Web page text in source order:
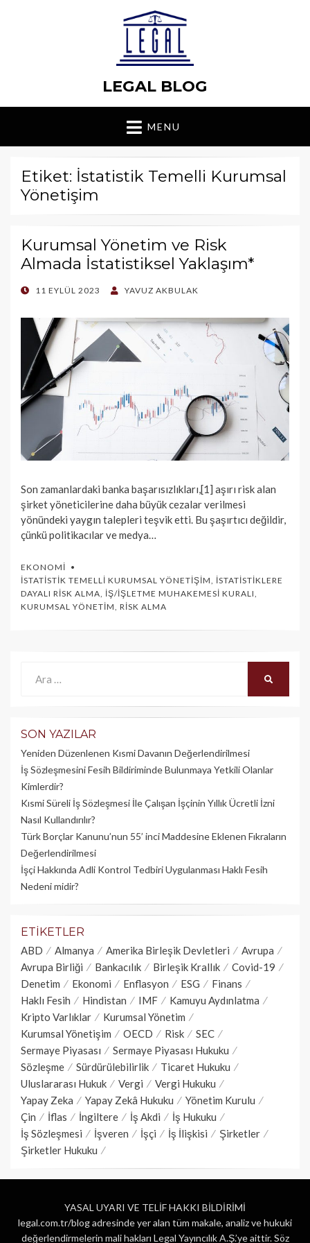
LEGAL BLOG
MENU
Etiket: İstatistik Temelli Kurumsal
Yönetişim
Kurumsal Yönetim ve Risk
Almada İstatistiksel Yaklaşım*
POSTED
11 EYLÜL 2023 YAVUZ AKBULAK
Son zamanlardaki banka başarısızlıkları,[1] aşırı risk alan
şirket yöneticilerine daha büyük cezalar verilmesi
yönündeki yaygın talepleri teşvik etti. Bu şaşırtıcı değildir,
çünkü politikacılar ve medya…
EKONOMI
İSTATISTIK TEMELLI KURUMSAL YÖNETIŞIM, İSTATISTIKLERE
DAYALI RISK ALMA, İŞ/İŞLETME MUHAKEMESI KURALI,
KURUMSAL YÖNETIM, RISK ALMA
SON YAZILAR
Yeniden Düzenlenen Kısmi Davanın Değerlendirilmesi
İş Sözleşmesini Fesih Bildiriminde Bulunmaya Yetkili Olanlar
Kimlerdir?
Kısmi Süreli İş Sözleşmesi İle Çalışan İşçinin Yıllık Üc­retli İzni
Nasıl Kullandırılır?
Türk Borçlar Kanunu’nun 55’ inci Maddesine Eklenen Fıkraların
Değerlendirilmesi
İşçi Hakkında Adli Kontrol Tedbiri Uygulanması Haklı Fesih
Nedeni midir?
ETIKETLER
ABD Almanya Amerika Birleşik Devletleri
Avrupa
Avrupa Birliği
Bankacılık Birleşik Krallık
Covid-19
Denetim
Ekonomi Enflasyon ESG
Finans
Haklı Fesih
Hindistan IMF
Kamuyu Aydınlatma
Kripto Varlıklar
Kurumsal Yönetim
Kurumsal Yönetişim
OECD Risk
SEC
Sermaye Piyasası
Sermaye Piyasası Hukuku
Sözleşme
Sürdürülebilirlik
Ticaret Hukuku
Uluslararası Hukuk
Vergi
Vergi Hukuku
Yapay Zeka
Yapay Zekâ Hukuku
Yönetim Kurulu
Çin
İflas İngiltere İş Akdi
İş Hukuku
İş Sözleşmesi
İşveren İşçi İş İlişkisi
Şirketler
Şirketler Hukuku
YASAL UYARI VE TELİF HAKKI BİLDİRİMİ
legal.com.tr/blog adresinde yer alan tüm makale, analiz ve hukuki
değerlendirmelerin mali hakları Legal Yayıncılık A.Ş.’ye aittir. Söz